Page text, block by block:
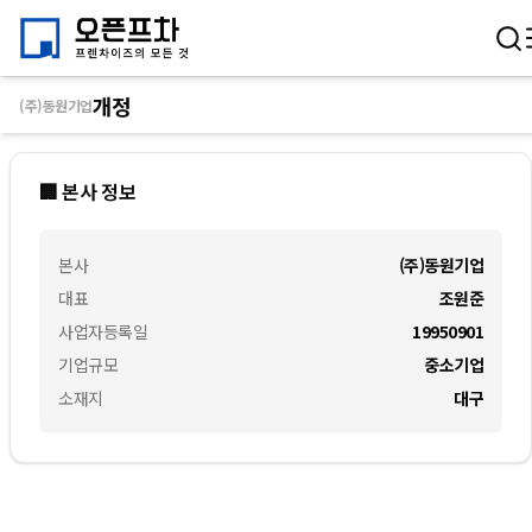
🏢 본사 정보
본사
대표
사업자등록일
기업규모
소재지
(주)동원기업
조원준
19950901
중소기업
대구
(주)동원기업개정